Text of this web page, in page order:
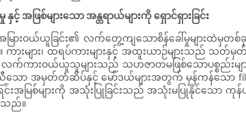
အဖြစ်များသော အန္တရာယ်များကို ရှောင်ရှားခြင်း
ြားဝယ်ယူခြင်း၏ လက်တွေ့ကျသောစိန်ခေါ်မှုများထဲမှတစ်
ကားများ၊ ထရပ်ကားများနှင့် အထူးယာဉ်များသည် သတ်
က်ကားဝယ်ယူသူများသည် သဟဇာတမဖြစ်သောပစ္စည်းမျ
ော အမှတ်တံဆိပ်နှင့် မော်ဒယ်များအတွက် မှန်ကန်သော
အမြစ်များကို အသုံးပြုခြင်းသည် အသုံးမပြုနိုင်သော ကုန်
သည်။